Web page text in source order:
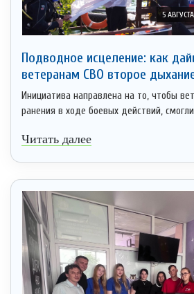
5
Подводное исцеление: как
ветеранам СВО второе
Инициатива направлена на то, чтобы
ранения в ходе боевых действий,
Читать далее